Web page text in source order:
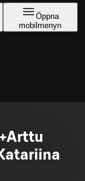
Öppna
mobilmenyn